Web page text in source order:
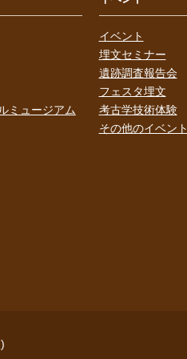
ミュージアム
イベント
埋文セミナー
遺跡調査報告会
フェスタ埋文
考古学技術体験
その他のイベント